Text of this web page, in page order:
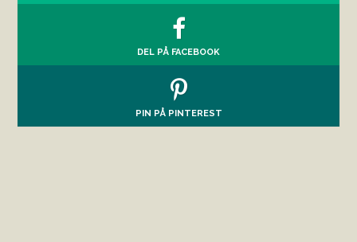
DEL PÅ FACEBOOK
PIN PÅ PINTEREST